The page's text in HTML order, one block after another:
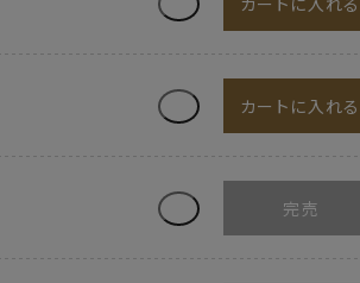
カートに入れる